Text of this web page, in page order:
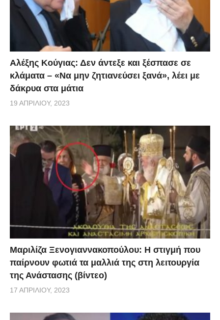
Αλέξης Κούγιας: Δεν άντεξε και ξέσπασε σε
κλάματα – «Να μην ζητιανεύσει ξανά», λέει με
δάκρυα στα μάτια
19 ΑΠΡΙΛΊΟΥ, 2023
Μαριλίζα Ξενογιαννακοπούλου: Η στιγμή που
παίρνουν φωτιά τα μαλλιά της στη λειτουργία
της Ανάστασης (βίντεο)
17 ΑΠΡΙΛΊΟΥ, 2023